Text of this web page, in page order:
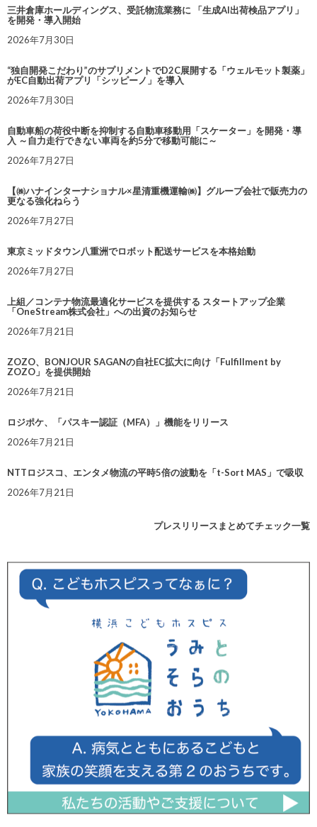
三井倉庫ホールディングス、受託物流業務に 「生成AI出荷検品アプリ」
を開発・導入開始
2026年7月30日
“独自開発こだわり”のサプリメントでD2C展開する「ウェルモット製薬」
がEC自動出荷アプリ「シッピーノ」を導入
2026年7月30日
自動車船の荷役中断を抑制する自動車移動用「スケーター」を開発・導
入 ～自力走行できない車両を約5分で移動可能に～
2026年7月27日
【㈱ハナインターナショナル×星清重機運輸㈱】グループ会社で販売力の
更なる強化ねらう
2026年7月27日
東京ミッドタウン八重洲でロボット配送サービスを本格始動
2026年7月27日
上組／コンテナ物流最適化サービスを提供する スタートアップ企業
「OneStream株式会社」への出資のお知らせ
2026年7月21日
ZOZO、BONJOUR SAGANの自社EC拡大に向け「Fulfillment by
ZOZO」を提供開始
2026年7月21日
ロジポケ、「パスキー認証（MFA）」機能をリリース
2026年7月21日
NTTロジスコ、エンタメ物流の平時5倍の波動を「t-Sort MAS」で吸収
2026年7月21日
プレスリリースまとめてチェック一覧